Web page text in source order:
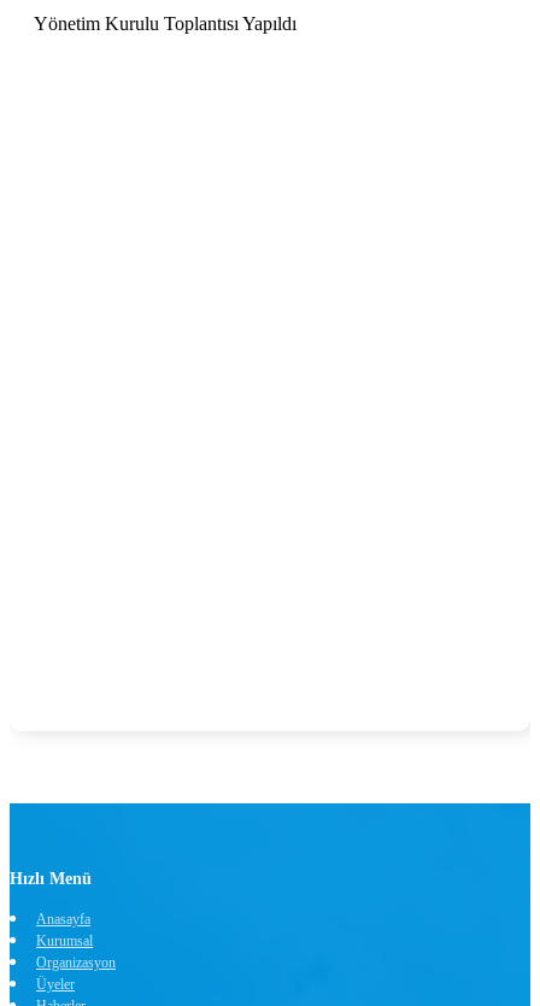
Yönetim Kurulu Toplantısı Yapıldı
Hızlı Menü
Anasayfa
Kurumsal
Organizasyon
Üyeler